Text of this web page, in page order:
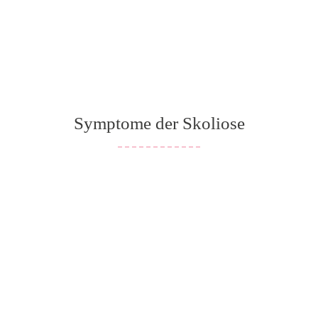
Symptome der Skoliose